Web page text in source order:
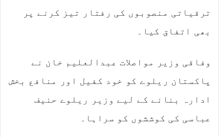
ترقیاتی منصوبوں کی رفتار تیز کرنے پر
بھی اتفاق کیا۔
وفاقی وزیر مواصلات عبدالعلیم خان نے
پاکستان ریلوے کو خود کفیل اور منافع بخش
ادارہ بنانے کے لیے وزیر ریلوے حنیف
عباسی کی کوششوں کو سراہا۔